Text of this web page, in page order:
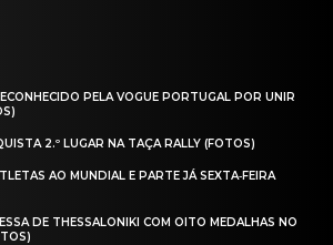
PELA VOGUE PORTUGAL POR UNIR
2.º LUGAR NA TAÇA RALLY (FOTOS)
AO MUNDIAL E PARTE JÁ SEXTA‑FEIRA
DE THESSALONIKI COM OITO MEDALHAS NO